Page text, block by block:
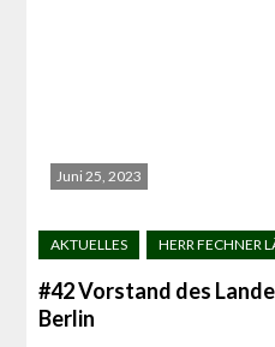
Juni 25, 2023
#42 Vorstand des
Berlin